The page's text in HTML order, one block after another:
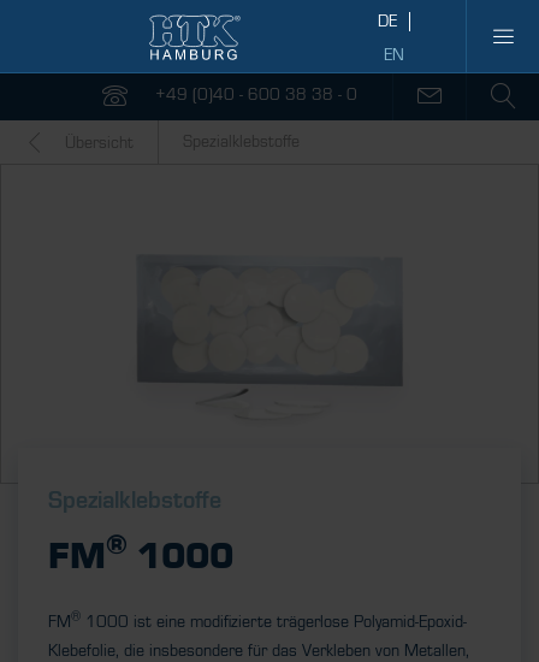
+49 (0)40 - 600 38 38 - 0
Übersicht Spezialklebstoffe
Spezialklebstoffe
FM® 1000
FM® 1000 ist eine modifizierte trägerlose Polyamid-Epoxid-
Klebefolie, die insbesondere für das Verkleben von Metallen,